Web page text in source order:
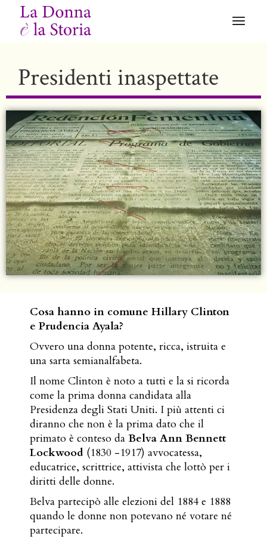
Presidenti inaspettate
Cosa hanno in comune Hillary Clinton
e Prudencia Ayala?
Ovvero una donna potente, ricca, istruita e
una sarta semianalfabeta.
Il nome Clinton è noto a tutti e la si ricorda
come la prima donna candidata alla
Presidenza degli Stati Uniti. I più attenti ci
diranno che non è la prima dato che il
primato è conteso daBelva Ann Bennett
Lockwood (1830 -1917) avvocatessa,
educatrice, scrittrice, attivista che lottò per i
diritti delle donne.
Belva partecipò alle elezioni del 1884 e 1888
quando le donne non potevano né votare né
partecipare.